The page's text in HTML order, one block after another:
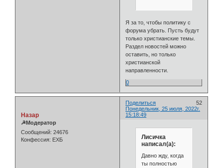
Я за то, чтобы политику с
форума убрать. Пусть будут
только христианские темы.
Раздел новостей можно
оставить, но только
христианской
направленности.
0
Поделиться
52
Понедельник, 25 июля, 2022г.
15:18:49
Назар
☭Модератор
Сообщений: 24676
Конфессия: ЕХБ
Лисичка
написал(а):
Давно жду, когда
ты полностью